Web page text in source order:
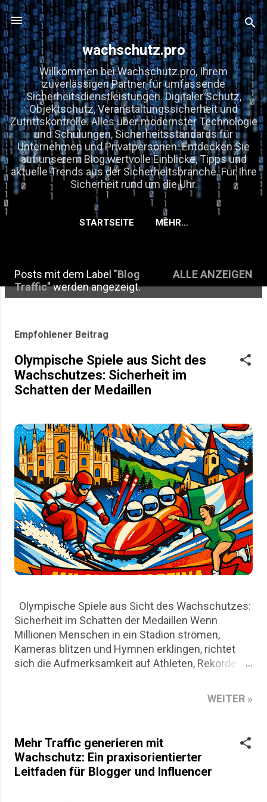
Direkt zum Hauptbereich
wachschutz.pro
Willkommen bei Wachschutz.pro, Ihrem
zuverlässigen Partner für umfassende
Sicherheitsdienstleistungen. Digitaler Schutz,
Objektschutz, Veranstaltungssicherheit und
Zutrittskontrolle. Alles über modernster Technologie
und Schulungen, Sicherheitsstandards für
Unternehmen und Privatpersonen. Entdecken Sie
auf unserem Blog wertvolle Einblicke, Tipps und
aktuelle Trends aus der Sicherheitsbranche. Für Ihre
Sicherheit rund um die Uhr.
STARTSEITE MEHR…
P
Posts mit dem Label "Blog
Traffic" werden angezeigt.
ALLE ANZEIGEN
Empfohlener Beitrag
Olympische Spiele aus Sicht des
Wachschutzes: Sicherheit im
Schatten der Medaillen
Olympische Spiele aus Sicht des Wachschutzes:
Sicherheit im Schatten der Medaillen Wenn
Millionen Menschen in ein Stadion strömen,
Kameras blitzen und Hymnen erklingen, richtet
sich die Aufmerksamkeit auf Athleten, Rekorde
beginnt die eigentliche Arbeit jedoch lange vor
dem ersten Startschuss. Die Olympischen Spiele
Großereignis, sondern auch ein logistisches
Puzzle aus Risikoanalysen, Personalplanung und
permanenter Präsenz. Dieser Artikel beleuchtet
WEITER »
Mehr Traffic generieren mit
Wachschutz: Ein praxisorientierter
Leitfaden für Blogger und Influencer